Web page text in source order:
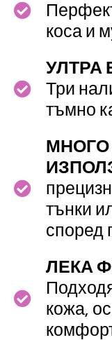
коса и
УЛТРА
Три
тъмно
МНОГО
тънки
според
ЛЕКА
кожа,